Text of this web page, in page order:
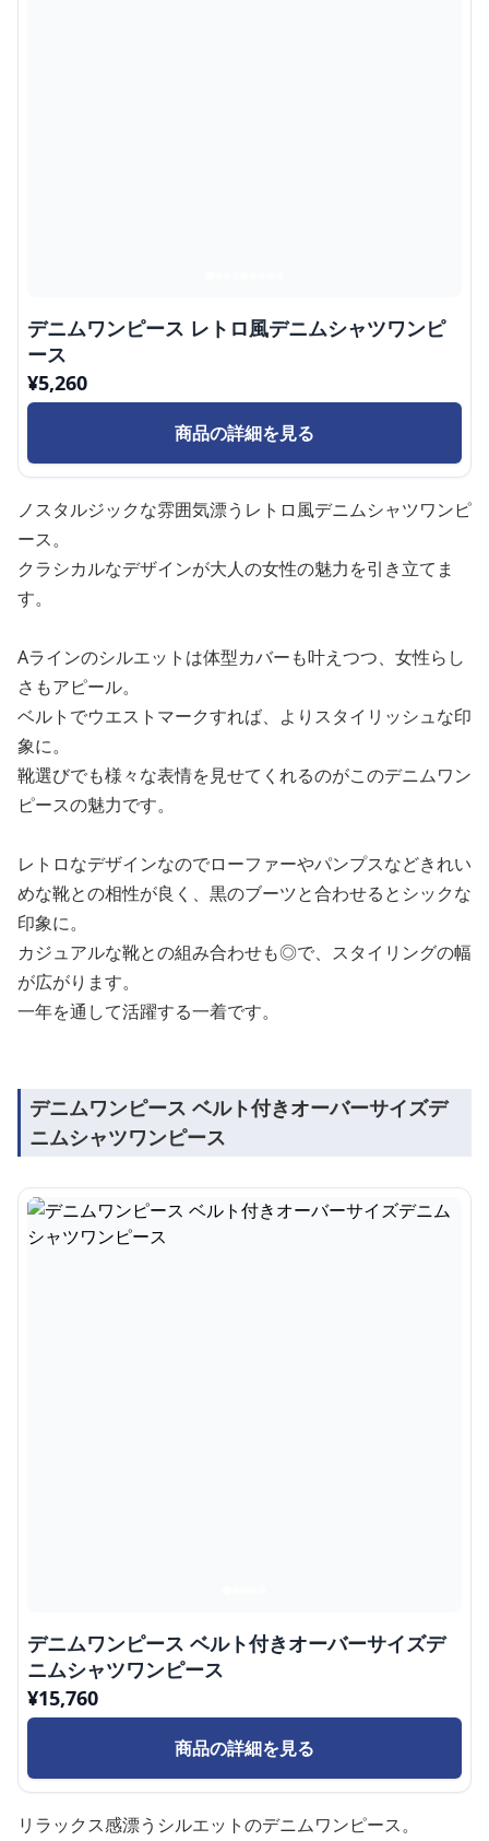
デニムワンピース レトロ風デニムシャツワンピ
ース
¥5,260
商品の詳細を見る
ノスタルジックな雰囲気漂うレトロ風デニムシャツワンピ
ース。
クラシカルなデザインが大人の女性の魅力を引き立てま
す。
Aラインのシルエットは体型カバーも叶えつつ、女性らし
さもアピール。
ベルトでウエストマークすれば、よりスタイリッシュな印
象に。
靴選びでも様々な表情を見せてくれるのがこのデニムワン
ピースの魅力です。
レトロなデザインなのでローファーやパンプスなどきれい
めな靴との相性が良く、黒のブーツと合わせるとシックな
印象に。
カジュアルな靴との組み合わせも◎で、スタイリングの幅
が広がります。
一年を通して活躍する一着です。
デニムワンピース ベルト付きオーバーサイズデ
ニムシャツワンピース
デニムワンピース ベルト付きオーバーサイズデ
ニムシャツワンピース
¥15,760
商品の詳細を見る
リラックス感漂うシルエットのデニムワンピース。